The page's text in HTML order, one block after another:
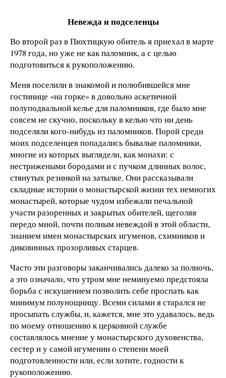
Невежда и подселенцы
Во второй раз в Пюхтицкую обитель я приехал в марте
1978 года, но уже не как паломник, а с целью
подготовиться к рукоположению.
Меня поселили в знакомой и полюбившейся мне
гостинице «на горке» в довольно аскетичной
полуподвальной келье для паломников, где было мне
совсем не скучно, поскольку в келью что ни день
подселяли кого-нибудь из паломников. Порой среди
моих подселенцев попадались бывалые паломники,
многие из которых выглядели, как монахи: с
нестрижеными бородами и с пучком длинных волос,
стянутых резинкой на затылке. Они рассказывали
складные истории о монастырской жизни тех немногих
монастырей, которые чудом избежали печальной
участи разоренных и закрытых обителей, щеголяя
передо мной, почти полным невеждой в этой области,
знанием имен монастырских игуменов, схимников и
диковинных прозорливых старцев.
Часто эти разговоры заканчивались далеко за полночь,
а это означало, что утром мне неминуемо предстояла
борьба с искушением позволить себе проспать как
минимум полунощницу. Всеми силами я старался не
просыпать службы, и, кажется, мне это удавалось, ведь
по моему отношению к церковной службе
составлялось мнение у монастырского духовенства,
сестер и у самой игумении о степени моей
подготовленности или, если хотите, годности к
рукоположению.